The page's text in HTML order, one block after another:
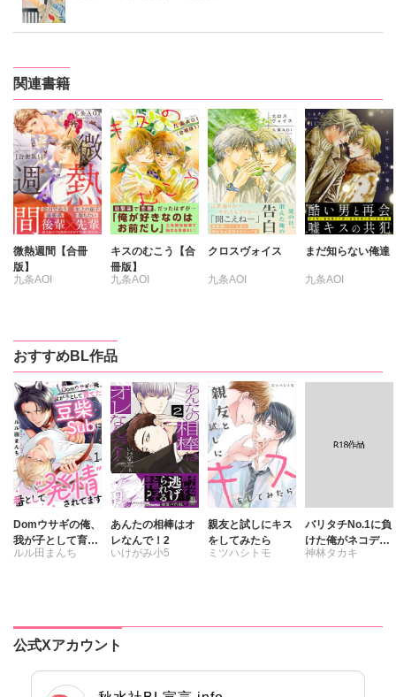
関連書籍
微熱週間【合冊
版】
九条AOI
キスのむこう【合
冊版】
九条AOI
クロスヴォイス
九条AOI
まだ知らない俺達
九条AOI
おすすめBL作品
Domウサギの俺、
我が子として育て
た豆柴Subに番と
ルル田まんち
あんたの相棒はオ
レなんで！2
いけがみ小5
親友と試しにキス
をしてみたら
ミツハシトモ
バリタチNo.1に負
けた俺がネコデビ
ューするまで【R
神林タカキ
公式Xアカウント